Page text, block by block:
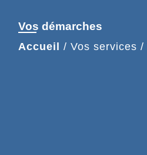
Vos démarches
Accueil / Vos services /